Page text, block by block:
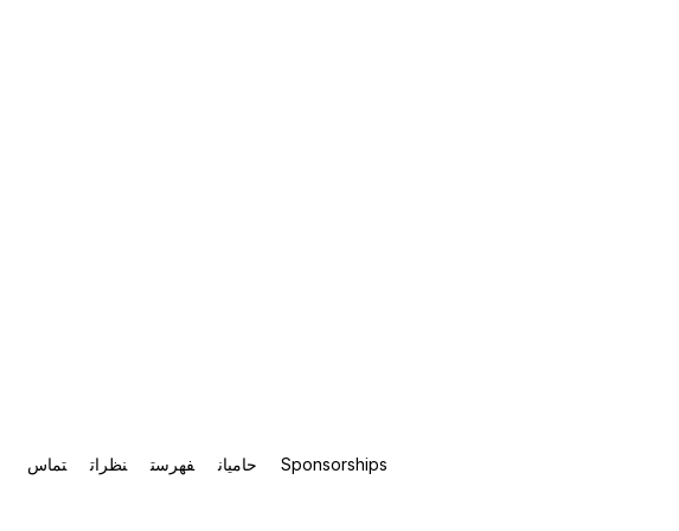
Sponsorships حامیان فهرست نظرات تماس